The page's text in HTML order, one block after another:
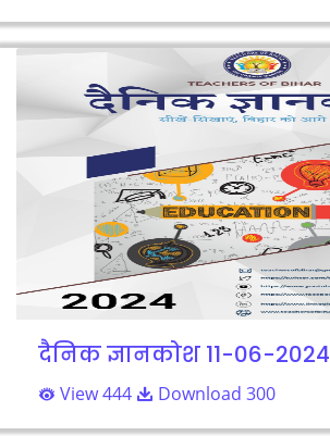
दैनिक ज्ञानकोश 11-06-2024
View 444 Download 300